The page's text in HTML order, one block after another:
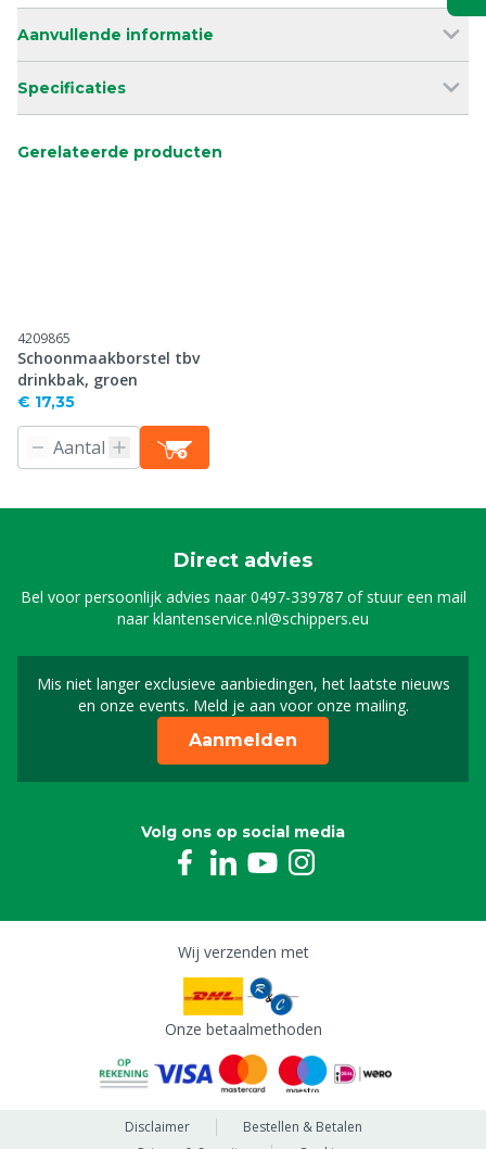
Aanvullende informatie
Specificaties
Gerelateerde producten
4209865
Schoonmaakborstel tbv
drinkbak, groen
€ 17,35
Direct advies
Bel voor persoonlijk advies naar0497-339787of stuur een mail
naarklantenservice.nl@schippers.eu
Mis niet langer exclusieve aanbiedingen, het laatste nieuws
en onze events. Meld je aan voor onze mailing.
Schrijf je in voor onze
Aanmelden
Volg ons op social media
Wij verzenden met
Onze betaalmethoden
Disclaimer
Bestellen & Betalen